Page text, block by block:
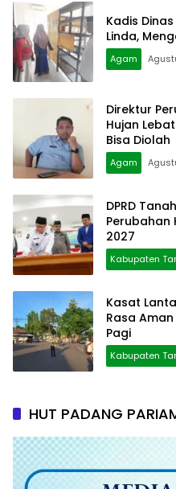
Kadis
Linda,
Agam
Direktur
Hujan
Bisa Diolah
Agam
DPRD
Perubahan
2027
Kabupaten
Kasat
Rasa
Pagi
Kabupaten
HUT PADANG